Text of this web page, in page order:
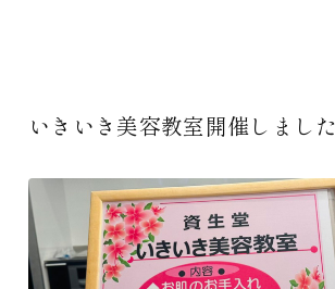
いきいき美容教室開催しました